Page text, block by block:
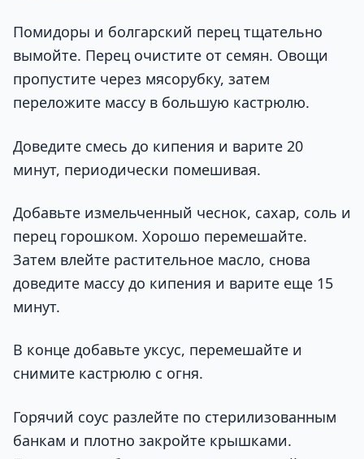
Помидоры и болгарский перец тщательно
вымойте. Перец очистите от семян. Овощи
пропустите через мясорубку, затем
переложите массу в большую кастрюлю.
Доведите смесь до кипения и варите 20
минут, периодически помешивая.
Добавьте измельченный чеснок, сахар, соль и
перец горошком. Хорошо перемешайте.
Затем влейте растительное масло, снова
доведите массу до кипения и варите еще 15
минут.
В конце добавьте уксус, перемешайте и
снимите кастрюлю с огня.
Горячий соус разлейте по стерилизованным
банкам и плотно закройте крышками.